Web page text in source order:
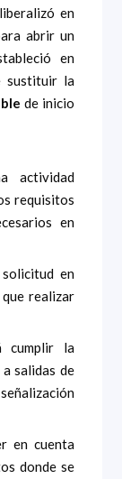
en
abrir un
en
sustituir la
de inicio
actividad
requisitos
en
en
realizar
cumplir la
salidas de
en cuenta
donde se